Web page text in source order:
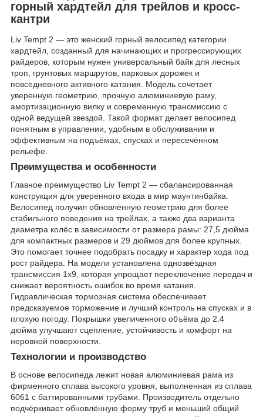
горный хардтейл для трейлов и кросс-
кантри
Liv Tempt 2 — это женский горный велосипед категории
хардтейл, созданный для начинающих и прогрессирующих
райдеров, которым нужен универсальный байк для лесных
троп, грунтовых маршрутов, парковых дорожек и
повседневного активного катания. Модель сочетает
уверенную геометрию, прочную алюминиевую раму,
амортизационную вилку и современную трансмиссию с
одной ведущей звездой. Такой формат делает велосипед
понятным в управлении, удобным в обслуживании и
эффективным на подъёмах, спусках и пересечённом
рельефе.
Преимущества и особенности
Главное преимущество Liv Tempt 2 — сбалансированная
конструкция для уверенного входа в мир маунтинбайка.
Велосипед получил обновлённую геометрию для более
стабильного поведения на трейлах, а также два варианта
диаметра колёс в зависимости от размера рамы: 27,5 дюйма
для компактных размеров и 29 дюймов для более крупных.
Это помогает точнее подобрать посадку и характер хода под
рост райдера. На модели установлена однозвёздная
трансмиссия 1x9, которая упрощает переключение передач и
снижает вероятность ошибок во время катания.
Гидравлическая тормозная система обеспечивает
предсказуемое торможение и лучший контроль на спусках и в
плохую погоду. Покрышки увеличенного объёма до 2.4
дюйма улучшают сцепление, устойчивость и комфорт на
неровной поверхности.
Технологии и производство
В основе велосипеда лежит новая алюминиевая рама из
фирменного сплава высокого уровня, выполненная из сплава
6061 с баттированными трубами. Производитель отдельно
подчёркивает обновлённую форму труб и меньший общий